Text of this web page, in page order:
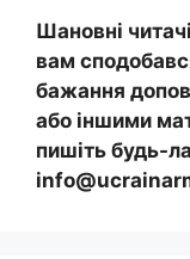
Шановні
вам
бажання
або іншими
пишіть будь-